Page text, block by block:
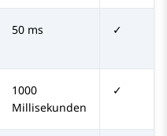
50 ms ✓
1000
Millisekunden
✓